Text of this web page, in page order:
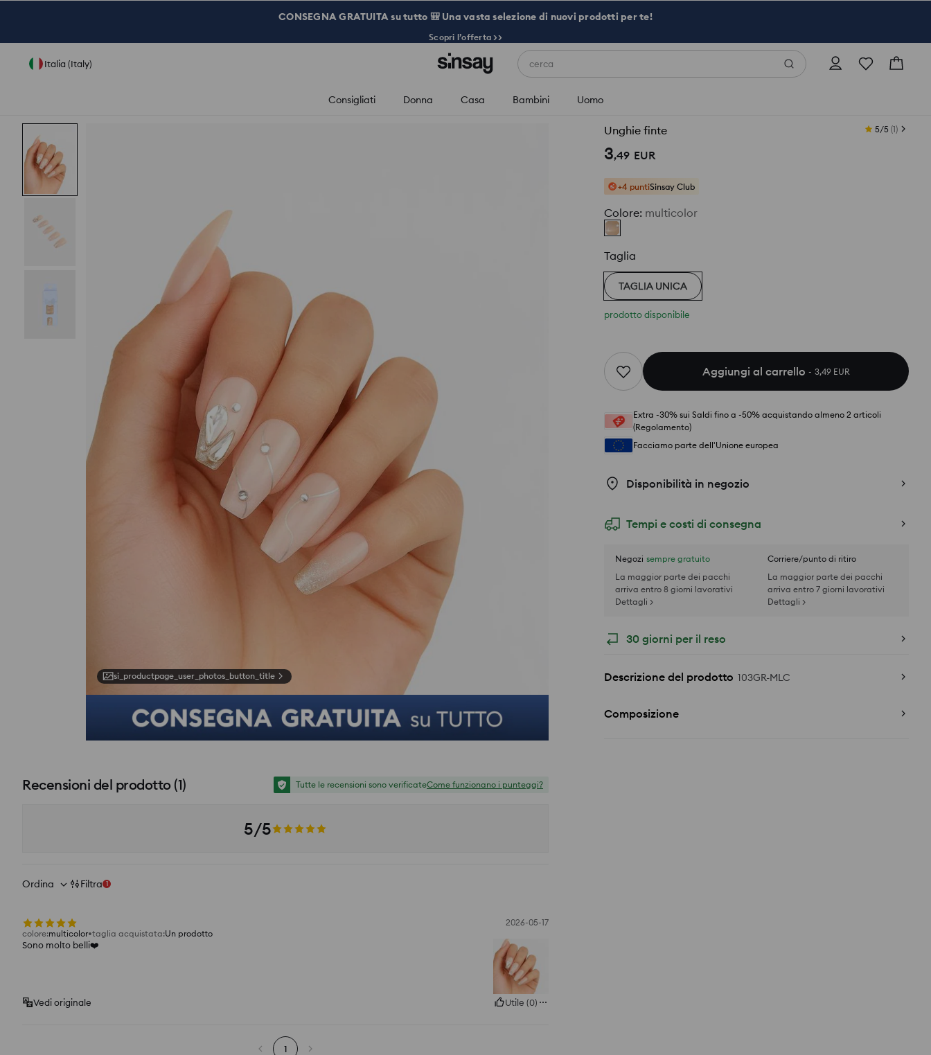
CONSEGNA GRATUITA su tutto 🎒 Una vasta selezione di nuovi prodotti per te!
Scopri l’offerta >>
Italia (Italy) cerca
Consigliati Donna Casa Bambini Uomo
Unghie finte 5/5 (1)
3,49 EUR
+4 puntiSinsay Club
Colore: multicolor
Taglia
TAGLIA UNICA
prodotto disponibile
Aggiungi al carrello 3,49 EUR
Extra -30% sui Saldi fino a -50% acquistando almeno 2 articoli
(Regolamento)
Facciamo parte dell'Unione europea
Disponibilità in negozio
Tempi e costi di consegna
Negozi sempre gratuito
La maggior parte dei pacchi
arriva entro 8 giorni lavorativi
Dettagli >
Corriere/punto di ritiro
La maggior parte dei pacchi
arriva entro 7 giorni lavorativi
Dettagli >
30 giorni per il reso
Descrizione del prodotto 103GR-MLC
Composizione
si_productpage_user_photos_button_title
Recensioni del prodotto(1) Tutte le recensioni sono verificateCome funzionano i punteggi?
5/5
Ordina Filtra 1
2026-05-17
colore:multicolor taglia acquistata:Un prodotto
Sono molto belli❤️
Vedi originale Utile (0)
1